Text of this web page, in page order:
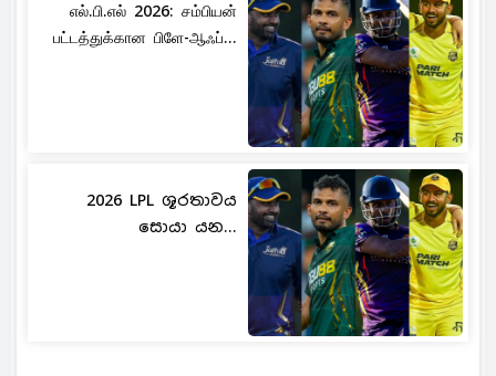
எல்.பி.எல் 2026: சம்பியன்
பட்டத்துக்கான பிளே-ஆஃப்...
2026 LPL ශූරතාවය
සොයා යන...